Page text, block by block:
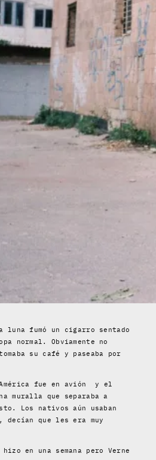
luna fumó un cigarro sentado
normal. Obviamente no
su café y paseaba por
fue en avión
y el
muralla que separaba a
Los nativos aún usaban
decían que les era muy
en una semana pero Verne